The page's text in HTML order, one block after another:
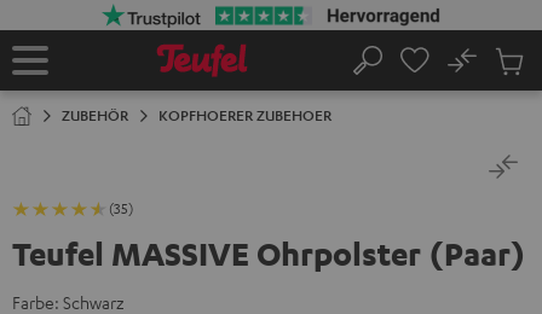
Startseite
Suche
No
ZUBEHÖR KOPFHOERER ZUBEHOER
(35)
Teufel MASSIVE Ohrpolster (Paar)
Farbe: Schwarz